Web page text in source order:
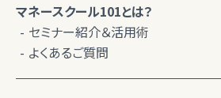
マネースクール101とは？
セミナー紹介＆活用術
よくあるご質問